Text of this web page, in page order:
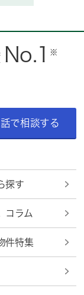
No.1 ※
で相談する
探す
コラム
件特集